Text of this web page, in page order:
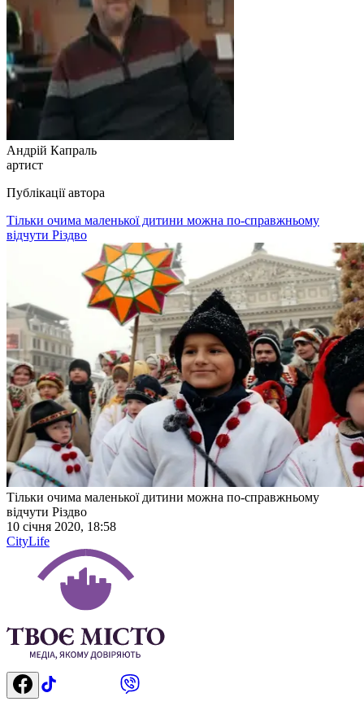
Андрій Капраль
артист
Публікації автора
Тільки очима маленької дитини можна по-справжньому
відчути Різдво
Тільки очима маленької дитини можна по-справжньому
відчути Різдво
10 січня 2020, 18:58
CityLife